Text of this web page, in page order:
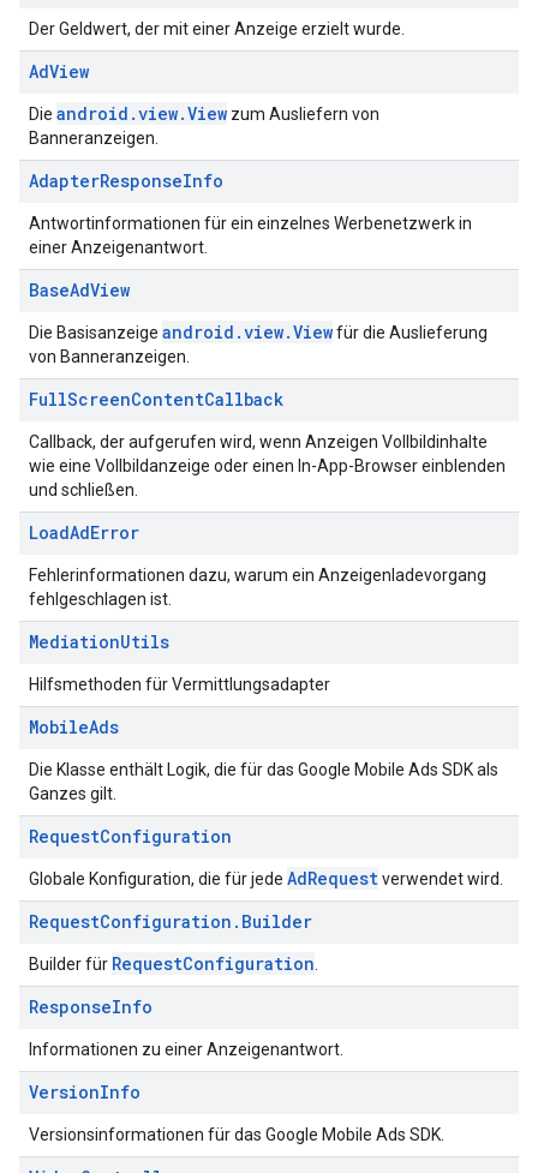
Der Geldwert, der mit einer Anzeige erzielt wurde.
AdView
Die android.view.View zum Ausliefern von
Banneranzeigen.
AdapterResponseInfo
Antwortinformationen für ein einzelnes Werbenetzwerk in
einer Anzeigenantwort.
BaseAdView
Die Basisanzeige android.view.Viewfür die Auslieferung
von Banneranzeigen.
FullScreenContentCallback
Callback, der aufgerufen wird, wenn Anzeigen Vollbildinhalte
wie eine Vollbildanzeige oder einen In-App-Browser einblenden
und schließen.
LoadAdError
Fehlerinformationen dazu, warum ein Anzeigenladevorgang
fehlgeschlagen ist.
MediationUtils
Hilfsmethoden für Vermittlungsadapter
MobileAds
Die Klasse enthält Logik, die für das Google Mobile Ads SDK als
Ganzes gilt.
RequestConfiguration
Globale Konfiguration, die für jede AdRequestverwendet wird.
RequestConfiguration . Builder
Builder für RequestConfiguration
ResponseInfo
Informationen zu einer Anzeigenantwort.
VersionInfo
Versionsinformationen für das Google Mobile Ads SDK.